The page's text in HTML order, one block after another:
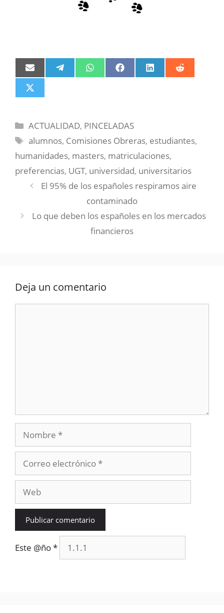
Compartir
en
Email
Compartir
en
Compartir
en
Compartir
en
Compartir
en
Compartir
en
Compartir
en
Categorías
ACTUALIDAD, PINCELADAS
Etiquetas
alumnos, Comisiones Obreras, estudiantes,
humanidades, masters, matriculaciones,
preferencias, UGT, universidad, universitarios
El 95% de los españoles respiramos aire
contaminado
Lo que deben los españoles en los mercados
financieros
Deja un comentario
Nombre
electrónico
Este @ño*